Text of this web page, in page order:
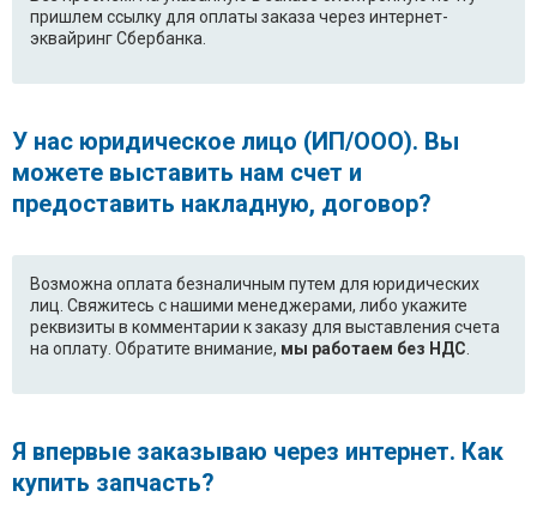
пришлем ссылку для оплаты заказа через интернет-
эквайринг Сбербанка.
У нас юридическое лицо (ИП/ООО). Вы
можете выставить нам счет и
предоставить накладную, договор?
Возможна оплата безналичным путем для юридических
лиц. Свяжитесь с нашими менеджерами, либо укажите
реквизиты в комментарии к заказу для выставления счета
на оплату. Обратите внимание, мы работаем без НДС
Я впервые заказываю через интернет. Как
купить запчасть?